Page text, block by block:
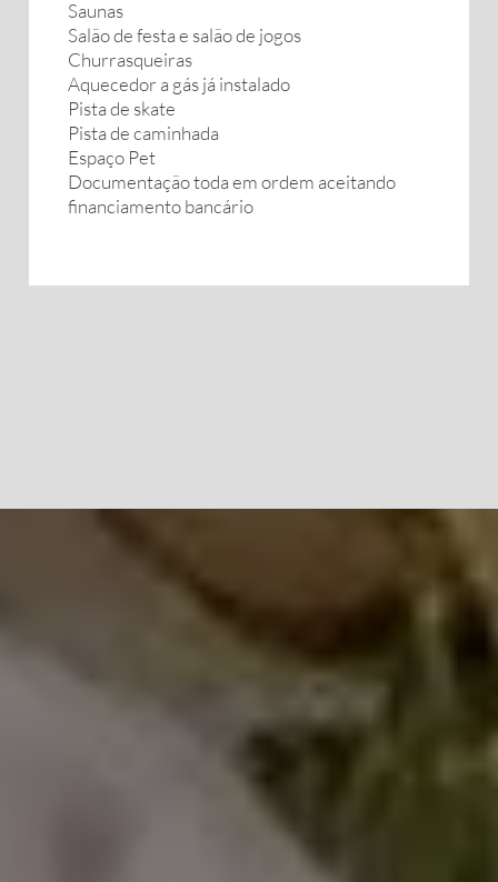
Saunas
Salão de festa e salão de jogos
Churrasqueiras
Aquecedor a gás já instalado
Pista de skate
Pista de caminhada
Espaço Pet
Documentação toda em ordem aceitando
financiamento bancário